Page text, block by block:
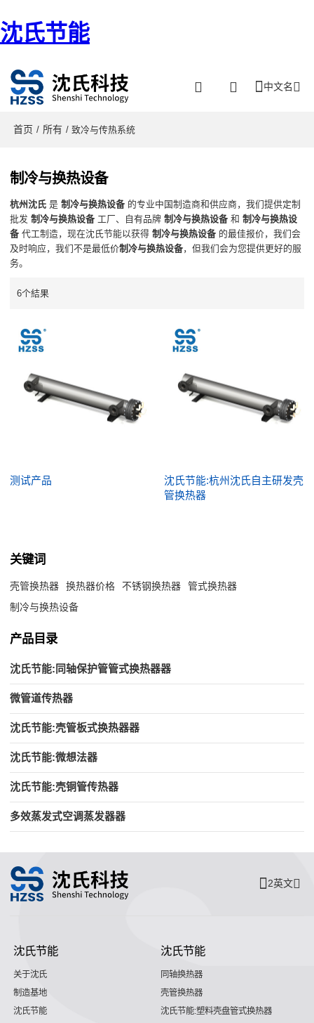
沈氏节能
中文名
首页 / 所有 / 致冷与传热系统
制冷与换热设备
杭州沈氏 是制冷与换热设备 的专业中国制造商和供应商，我们提供定制
批发制冷与换热设备 工厂、自有品牌制冷与换热设备 和制冷与换热设
备 代工制造，现在沈氏节能以获得制冷与换热设备 的最佳报价，我们会
及时响应，我们不是最低价制冷与换热设备，但我们会为您提供更好的服
务。
6个結果
测试产品
沈氏节能:杭州沈氏自主研发壳
管换热器
关键词
壳管换热器 换热器价格 不锈钢换热器
管式换热器
制冷与换热设备
产品目录
沈氏节能:同轴保护管管式换热器器
微管道传热器
沈氏节能:壳管板式换热器器
沈氏节能:微想法器
沈氏节能:壳铜管传热器
多效蒸发式空调蒸发器器
2英文
沈氏节能
关于沈氏
制造基地
沈氏节能
沈氏节能
同轴换热器
壳管换热器
沈氏节能:塑料壳盘管式换热器